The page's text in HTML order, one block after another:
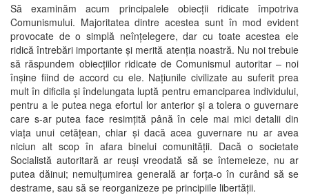
Să examinăm acum principalele obiecții ridicate împotriva
Comunismului. Majoritatea dintre acestea sunt în mod evident
provocate de o simplă neînțelegere, dar cu toate acestea ele
ridică întrebări importante și merită atenția noastră. Nu noi trebuie
să răspundem obiecțiilor ridicate de Comunismul autoritar – noi
înșine fiind de accord cu ele. Națiunile civilizate au suferit prea
mult în dificila și îndelungata luptă pentru emanciparea individului,
pentru a le putea nega efortul lor anterior și a tolera o guvernare
care s-ar putea face resimțită până în cele mai mici detalii din
viața unui cetățean, chiar și dacă acea guvernare nu ar avea
niciun alt scop în afara binelui comunității. Dacă o societate
Socialistă autoritară ar reuși vreodată să se întemeieze, nu ar
putea dăinui; nemulțumirea generală ar forța-o în curând să se
destrame, sau să se reorganizeze pe principiile libertății.